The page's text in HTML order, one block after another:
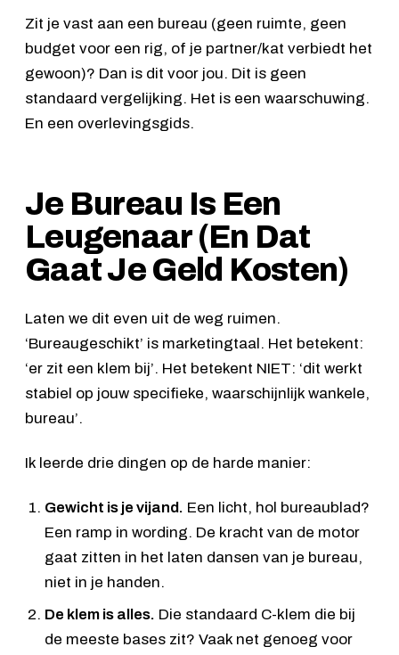
Zit je vast aan een bureau (geen ruimte, geen
budget voor een rig, of je partner/kat verbiedt het
gewoon)? Dan is dit voor jou. Dit is geen
standaard vergelijking. Het is een waarschuwing.
En een overlevingsgids.
Je Bureau Is Een
Leugenaar (En Dat
Gaat Je Geld Kosten)
Laten we dit even uit de weg ruimen.
‘Bureaugeschikt’ is marketingtaal. Het betekent:
‘er zit een klem bij’. Het betekent NIET: ‘dit werkt
stabiel op jouw specifieke, waarschijnlijk wankele,
bureau’.
Ik leerde drie dingen op de harde manier:
Gewicht is je vijand. Een licht, hol bureaublad?
Een ramp in wording. De kracht van de motor
gaat zitten in het laten dansen van je bureau,
niet in je handen.
De klem is alles. Die standaard C-klem die bij
de meeste bases zit? Vaak net genoeg voor